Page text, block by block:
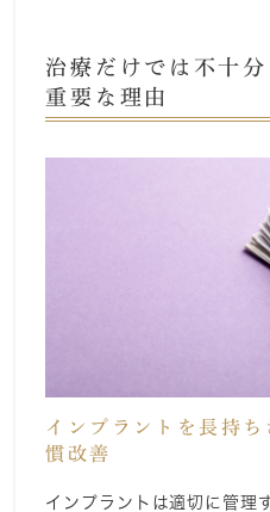
治療だけでは不十
重要な理由
インプラントを長持
慣改善
インプラントは適切に管理